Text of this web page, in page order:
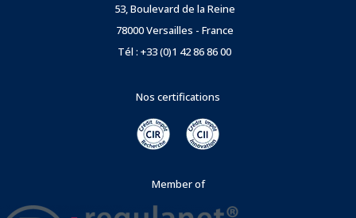
53, Boulevard de la Reine
78000 Versailles - France
Tél : +33 (0)1 42 86 86 00
Nos certifications
Member of